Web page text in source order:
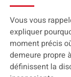
Vous vous
expliquer
moment précis
demeure propre
définissent la